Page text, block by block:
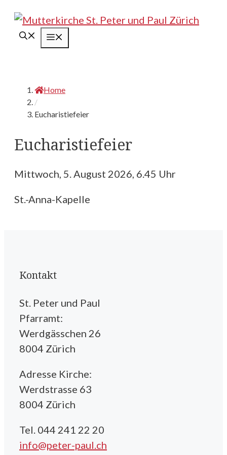
Springe
Inhalt
Home
/
Eucharistiefeier
Eucharistiefeier
Mittwoch, 5. August 2026, 6.45 Uhr
St.-Anna-Kapelle
Kontakt
St. Peter und Paul
Pfarramt:
Werdgässchen 26
8004 Zürich
Adresse Kirche:
Werdstrasse 63
8004 Zürich
Tel. 044 241 22 20
info@peter-paul.ch